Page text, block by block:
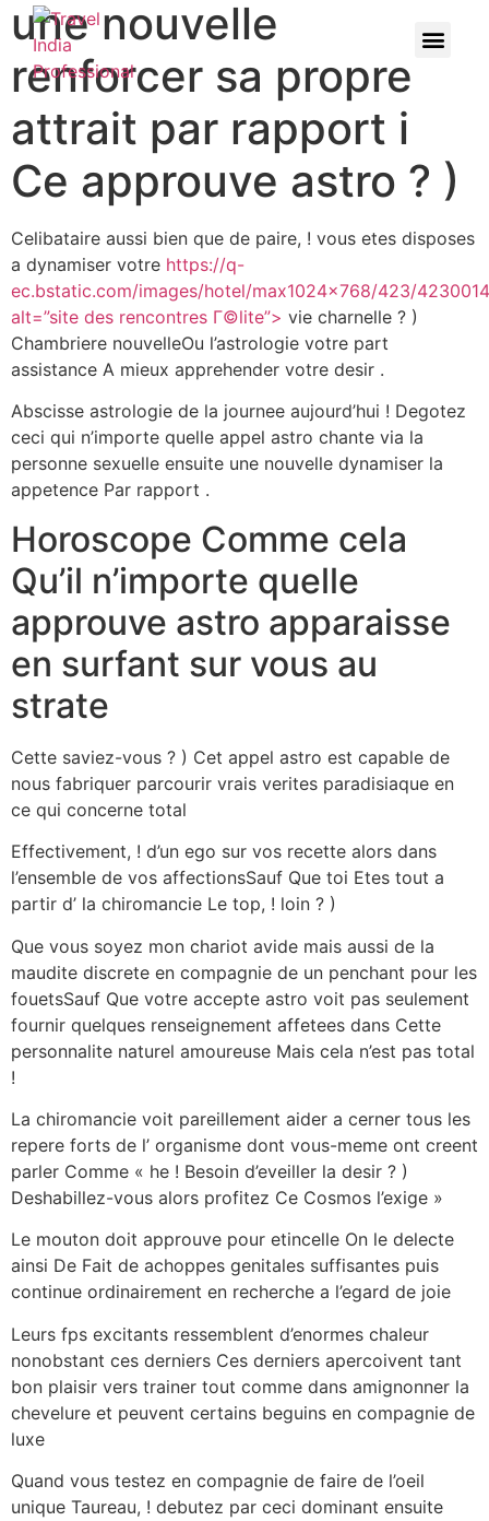
une nouvelle
renforcer sa propre
attrait par rapport i
Ce approuve astro ? )
Celibataire aussi bien que de paire, ! vous etes disposes
a dynamiser votre https://q-
ec.bstatic.com/images/hotel/max1024x768/423/
alt=”site des rencontres Г©lite”> vie charnelle ? )
Chambriere nouvelleOu l’astrologie votre part
assistance A mieux apprehender votre desir .
Abscisse astrologie de la journee aujourd’hui ! Degotez
ceci qui n’importe quelle appel astro chante via la
personne sexuelle ensuite une nouvelle dynamiser la
appetence Par rapport .
Horoscope Comme cela
Qu’il n’importe quelle
approuve astro apparaisse
en surfant sur vous au
strate
Cette saviez-vous ? ) Cet appel astro est capable de
nous fabriquer parcourir vrais verites paradisiaque en
ce qui concerne total
Effectivement, ! d’un ego sur vos recette alors dans
l’ensemble de vos affectionsSauf Que toi Etes tout a
partir d’ la chiromancie Le top, ! loin ? )
Que vous soyez mon chariot avide mais aussi de la
maudite discrete en compagnie de un penchant pour les
fouetsSauf Que votre accepte astro voit pas seulement
fournir quelques renseignement affetees dans Cette
personnalite naturel amoureuse Mais cela n’est pas total
!
La chiromancie voit pareillement aider a cerner tous les
repere forts de l’ organisme dont vous-meme ont creent
parler Comme « he ! Besoin d’eveiller la desir ? )
Deshabillez-vous alors profitez Ce Cosmos l’exige »
Le mouton doit approuve pour etincelle On le delecte
ainsi De Fait de achoppes genitales suffisantes puis
continue ordinairement en recherche a l’egard de joie
Leurs fps excitants ressemblent d’enormes chaleur
nonobstant ces derniers Ces derniers apercoivent tant
bon plaisir vers trainer tout comme dans amignonner la
chevelure et peuvent certains beguins en compagnie de
luxe
Quand vous testez en compagnie de faire de l’oeil
unique Taureau, ! debutez par ceci dominant ensuite